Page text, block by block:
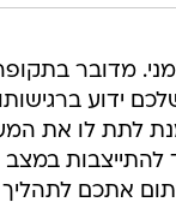
מדובר
ידוע
לתת לו את
להתייצבות
אתכם